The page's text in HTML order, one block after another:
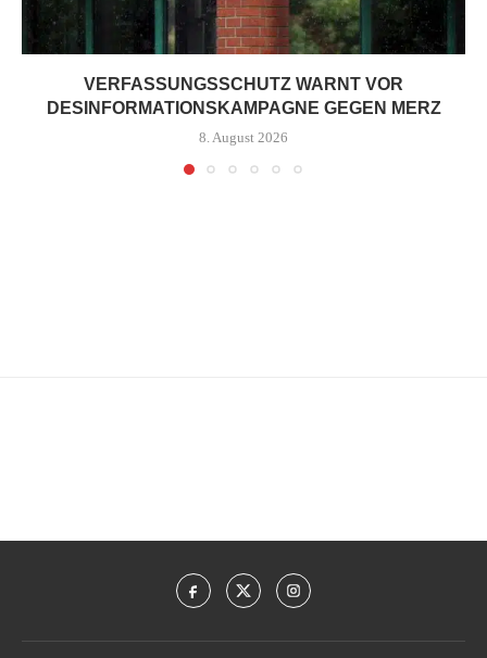
VERFASSUNGSSCHUTZ WARNT VOR
DESINFORMATIONSKAMPAGNE GEGEN MERZ
8. August 2026